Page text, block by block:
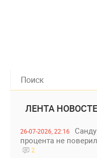
ЛЕНТА
26-07-2026, 22:16
процента не
2